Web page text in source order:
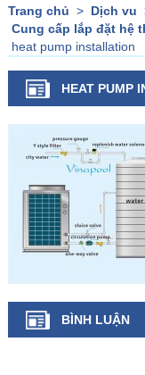
Trang chủ > Dịch vu
Cung cấp lắp đặt hệ
heat pump installation
HEAT PUMP
BÌNH LUẬN